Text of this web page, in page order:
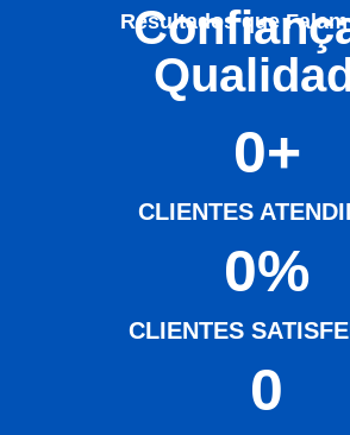
Resultados que
CLIENTES
0+
CLIENTES
0%
0